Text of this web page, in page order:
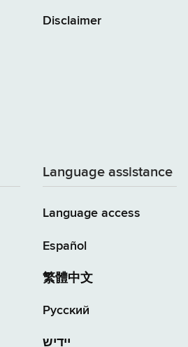
Disclaimer
Language assistance
Language access
Español
繁體中文
Русский
יידיש